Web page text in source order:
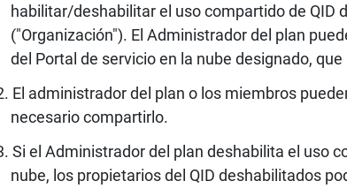
habilitar/deshabilitar el uso compartido de QID
("Organización"). El Administrador del plan
del Portal de servicio en la nube designado,
El administrador del plan o los miembros
necesario compartirlo.
Si el Administrador del plan deshabilita el uso
nube, los propietarios del QID deshabilitados